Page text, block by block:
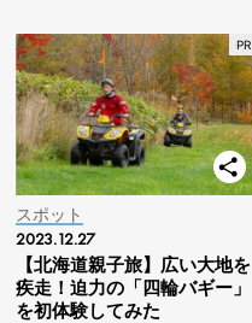
スポット
2023.12.27
【北海道親子旅】広い大地を
疾走！迫力の「四輪バギー」
を初体験してみた